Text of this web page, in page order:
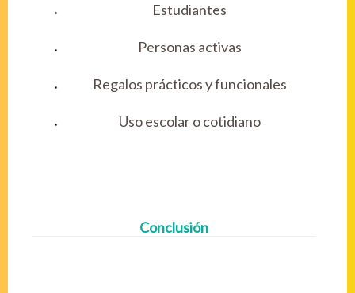
Estudiantes
Personas activas
Regalos prácticos y funcionales
Uso escolar o cotidiano
Conclusión